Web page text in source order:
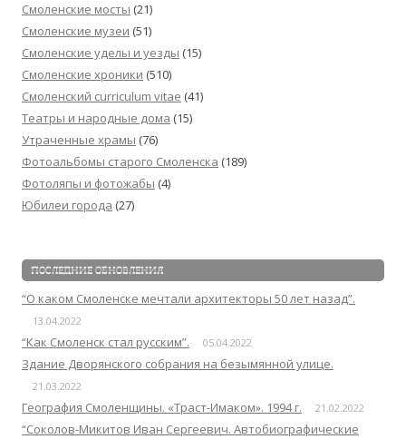
Смоленские мосты (21)
Смоленские музеи (51)
Смоленские уделы и уезды (15)
Смоленские хроники (510)
Смоленский сurriculum vitae (41)
Театры и народные дома (15)
Утраченные храмы (76)
Фотоальбомы старого Смоленска (189)
Фотоляпы и фотожабы (4)
Юбилеи города (27)
ПОСЛЕДНИЕ ОБНОВЛЕНИЯ
“О каком Смоленске мечтали архитекторы 50 лет назад”.
13.04.2022
“Как Смоленск стал русским”. 05.04.2022
Здание Дворянского собрания на безымянной улице.
21.03.2022
География Смоленщины. «Траст-Имаком». 1994 г. 21.02.2022
“Соколов-Микитов Иван Сергеевич. Автобиографические